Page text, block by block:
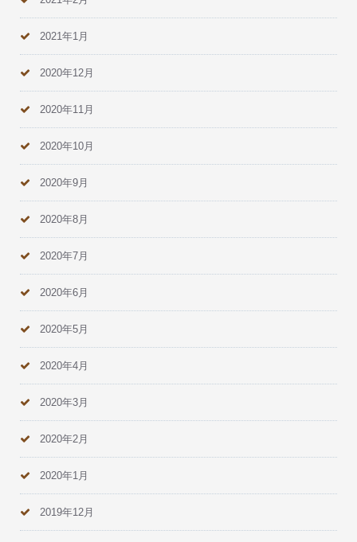
2021年1月
2020年12月
2020年11月
2020年10月
2020年9月
2020年8月
2020年7月
2020年6月
2020年5月
2020年4月
2020年3月
2020年2月
2020年1月
2019年12月